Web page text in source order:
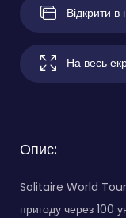
Відкрити в
На весь
Опис:
Solitaire World Tour
пригоду через 100